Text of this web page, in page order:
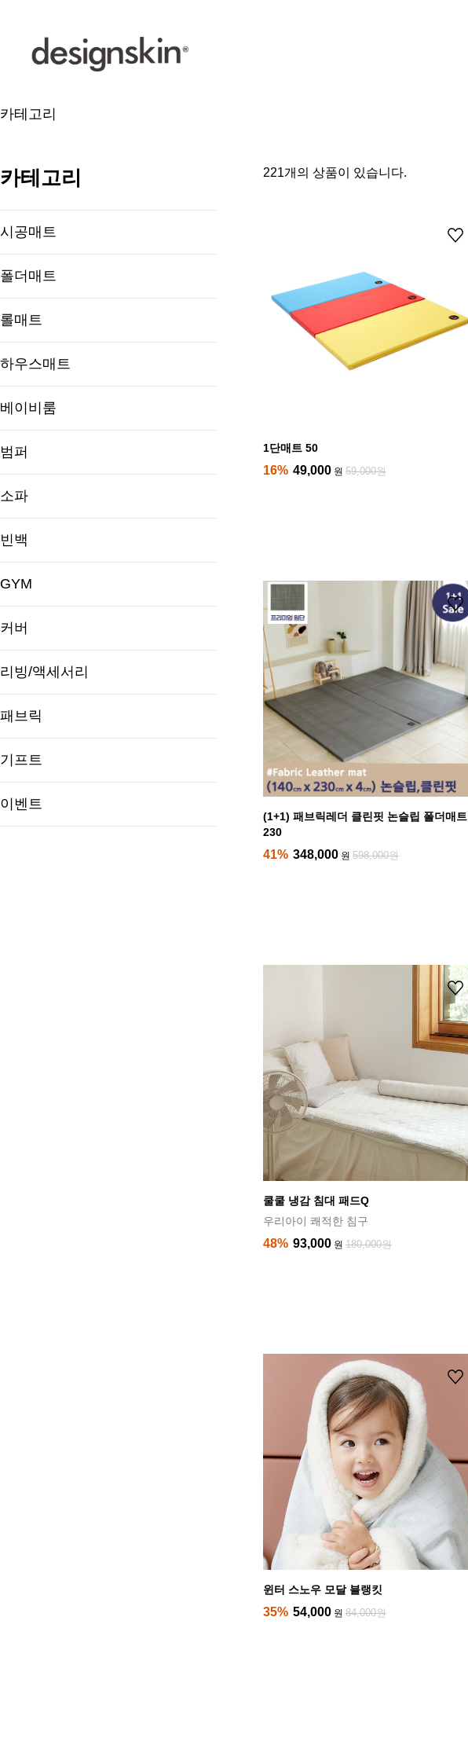
카테고리
카테고리
시공매트
폴더매트
롤매트
하우스매트
베이비룸
범퍼
소파
빈백
GYM
커버
리빙/액세서리
패브릭
기프트
이벤트
221개의 상품이 있습니다.
1단매트 50
16% 49,000 원 59,000원
(1+1) 패브릭레더 클린핏 논슬립 폴더매트
230
41% 348,000 원 598,000원
쿨쿨 냉감 침대 패드Q
우리아이 쾌적한 침구
48% 93,000 원 180,000원
윈터 스노우 모달 블랭킷
35% 54,000 원 84,000원